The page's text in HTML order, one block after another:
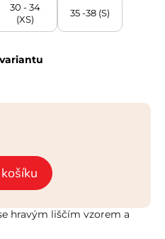
30 - 34
(XS)
35 -38 (S)
hravým liščím vzorem a